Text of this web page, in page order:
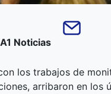
Noticias
los trabajos de
arribaron en